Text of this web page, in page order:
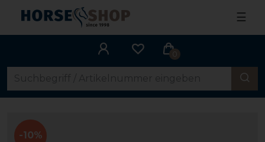
☰
0
-10%